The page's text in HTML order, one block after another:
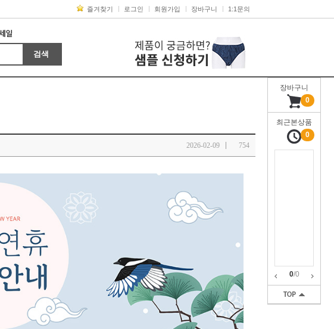
즐겨찾기 로그인 회원가입 장바구니 1:1문의
검색
2026-02-09 754
장바구니
0
최근본상품
0
0/0